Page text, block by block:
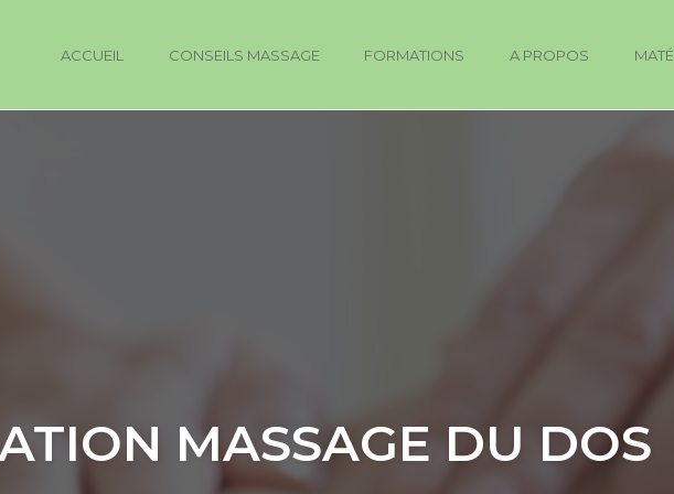
ACCUEIL CONSEILS MASSAGE FORMATIONS A PROPOS
MASSAGE DU DOS